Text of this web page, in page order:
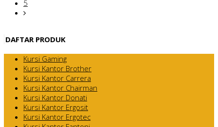
5
DAFTAR PRODUK
Kursi Gaming
Kursi Kantor Brother
Kursi Kantor Carrera
Kursi Kantor Chairman
Kursi Kantor Donati
Kursi Kantor Ergosit
Kursi Kantor Ergotec